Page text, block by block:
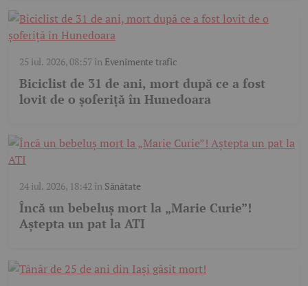
25 iul. 2026, 08:57în Evenimente trafic
Biciclist de 31 de ani, mort după ce a fost
lovit de o șoferiță în Hunedoara
24 iul. 2026, 18:42 în Sănătate
Încă un bebeluș mort la „Marie Curie”!
Aștepta un pat la ATI